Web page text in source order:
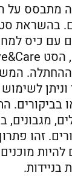
מתבסס על
בהשראת
עם כיס
ההחתלה.
בביקורים.
מגבונים,
זהו
להיות
בניידות.